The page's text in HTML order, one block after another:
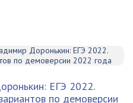
ЕГЭ 2022.
по демоверсии